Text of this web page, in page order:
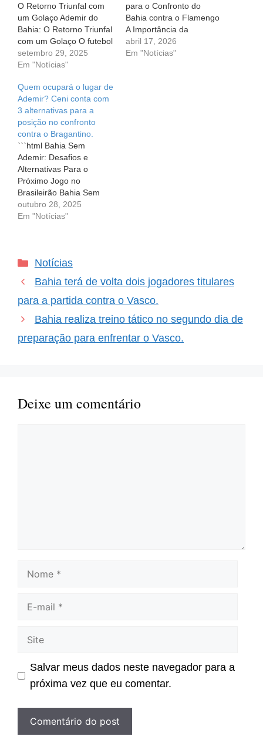
O Retorno Triunfal com
um Golaço Ademir do
Bahia: O Retorno Triunfal
com um Golaço O futebol
é um esporte cheio de
emoções, e cada jogador
em sua carreira. Para
Ademir, atacante do
Bahia, essa jornada tem
sido repleta de altos e
baixos,…
setembro 29, 2025
Em "Notícias"
para o Confronto do
Bahia contra o Flamengo
A Importância da
Recuperação de Ademir
para o Confronto do
abril 17, 2026
Em "Notícias"
Quem ocupará o lugar de
Ademir? Ceni conta com
3 alternativas para a
posição no confronto
contra o Bragantino.
```html Bahia Sem
Ademir: Desafios e
Alternativas Para o
Próximo Jogo no
Brasileirão Bahia Sem
Ademir: Desafios e
Alternativas Para o
uma lesão é sempre um
momento de esperança
para os torcedores.
Ademir, com sua
trouxe…
outubro 28, 2025
Em "Notícias"
Categorias
Notícias
Bahia terá de volta dois jogadores titulares
para a partida contra o Vasco.
Bahia realiza treino tático no segundo dia de
preparação para enfrentar o Vasco.
Deixe um comentário
Nome
Site
Salvar meus dados neste navegador para a
próxima vez que eu comentar.